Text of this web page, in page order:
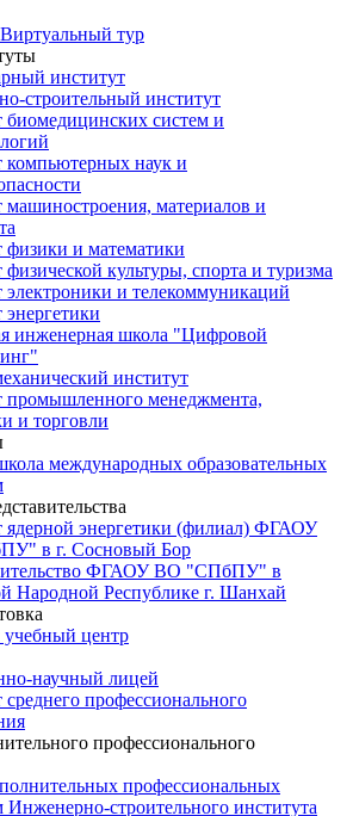
Виртуальный тур
институт
строительный институт
биомедицинских систем и
компьютерных наук и
машиностроения, материалов и
физики и математики
культуры, спорта и туризма
электроники и телекоммуникаций
инженерная школа "Цифровой
институт
промышленного менеджмента,
и торговли
международных образовательных
ядерной энергетики (филиал) ФГАОУ
в г. Сосновый Бор
ФГАОУ ВО "СПбПУ" в
Народной Республике г. Шанхай
центр
научный лицей
профессионального
профессионального
профессиональных
Инженерно-строительного института